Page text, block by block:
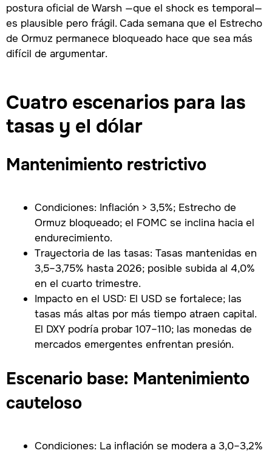
postura oficial de Warsh —que el shock es temporal—
es plausible pero frágil. Cada semana que el Estrecho
de Ormuz permanece bloqueado hace que sea más
difícil de argumentar.
Cuatro escenarios para las
tasas y el dólar
Mantenimiento restrictivo
Condiciones: Inflación > 3,5%; Estrecho de
Ormuz bloqueado; el FOMC se inclina hacia el
endurecimiento.
Trayectoria de las tasas: Tasas mantenidas en
3,5–3,75% hasta 2026; posible subida al 4,0%
en el cuarto trimestre.
Impacto en el USD: El USD se fortalece; las
tasas más altas por más tiempo atraen capital.
El DXY podría probar 107–110; las monedas de
mercados emergentes enfrentan presión.
Escenario base: Mantenimiento
cauteloso
Condiciones: La inflación se modera a 3,0–3,2%